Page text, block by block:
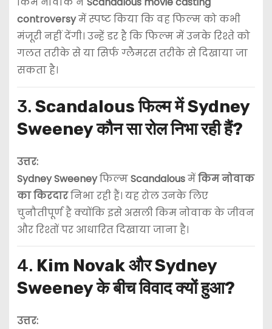
controversyमें स्पष्ट किया कि वह फिल्म को कभी
मंजूरी नहीं देंगी। उन्हें डर है कि फिल्म में उनके रिश्ते को
गलत तरीके से या सिर्फ ग्लैमरस तरीके से दिखाया जा
सकता है।
3. Scandalous फिल्म में Sydney
Sweeney कौन सा रोल निभा रही हैं?
उत्तर:
Sydney Sweeneyफिल्मScandalousमेंकिम नोवाक
का किरदारनिभा रही हैं। यह रोल उनके लिए
चुनौतीपूर्ण है क्योंकि इसे असली किम नोवाक के जीवन
और रिश्तों पर आधारित दिखाया जाना है।
4. Kim Novak और Sydney
Sweeney के बीच विवाद क्यों हुआ?
उत्तर: